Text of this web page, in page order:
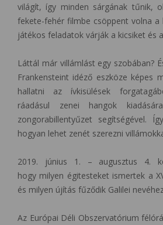
világít, így minden sárgának tűnik,
fekete-fehér filmbe csöppent volna a
játékos feladatok várják a kicsiket és
Láttál már villámlást egy szobában?
Frankensteint idéző eszköze képes
hallatni az ívkisülések
ráadásul zenei hangok
zongorabillentyűzet segítségével.
hogyan lehet zenét szerezni
2019. június 1. – augusztus 4.
hogy milyen égitesteket ismertek a
és milyen újítás fűződik Galilei
Az Európai Déli Obszervatórium